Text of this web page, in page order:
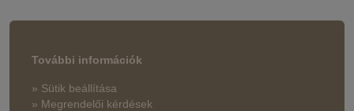
További információk
» Sütik beállítása
» Megrendelői kérdések